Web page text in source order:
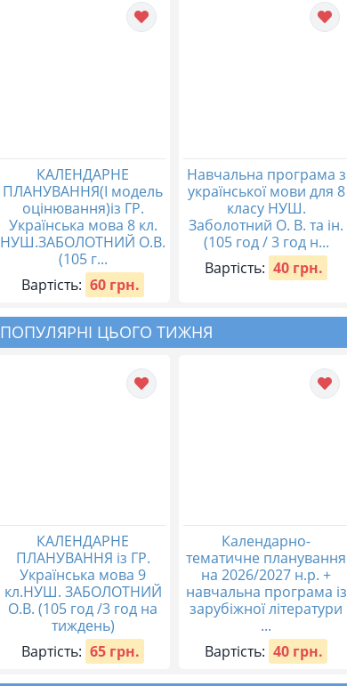
КАЛЕНДАРНЕ
ПЛАНУВАННЯ(І модель
оцінювання)із ГР.
Українська мова 8 кл.
НУШ.ЗАБОЛОТНИЙ О.В.
(105 г...
Вартість: 60 грн.
Навчальна програма з
української мови для 8
класу НУШ.
Заболотний О. В. та ін.
(105 год / 3 год н...
Вартість: 40 грн.
ПОПУЛЯРНІ ЦЬОГО ТИЖНЯ
КАЛЕНДАРНЕ
ПЛАНУВАННЯ із ГР.
Українська мова 9
кл.НУШ. ЗАБОЛОТНИЙ
О.В. (105 год /3 год на
тиждень)
Вартість: 65 грн.
Календарно-
тематичне планування
на 2026/2027 н.р. +
навчальна програма із
зарубіжної літератури
...
Вартість: 40 грн.